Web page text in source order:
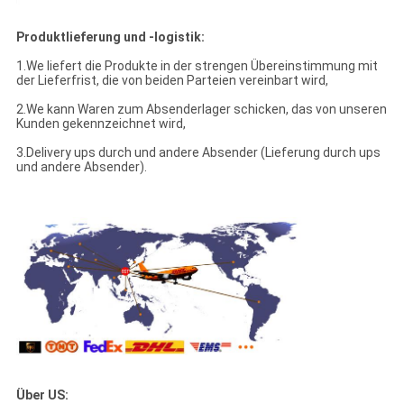
Produktlieferung und -logistik:
1.We liefert die Produkte in der strengen Übereinstimmung mit
der Lieferfrist, die von beiden Parteien vereinbart wird,
2.We kann Waren zum Absenderlager schicken, das von unseren
Kunden gekennzeichnet wird,
3.Delivery ups durch und andere Absender (Lieferung durch ups
und andere Absender).
Über US: